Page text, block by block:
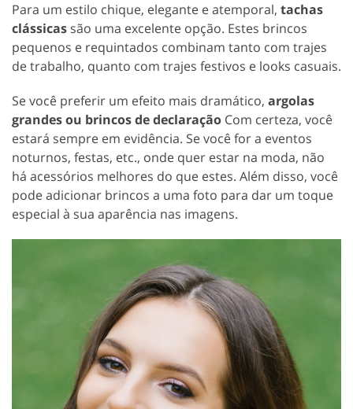
Para um estilo chique, elegante e atemporal, tachas
clássicas são uma excelente opção. Estes brincos
pequenos e requintados combinam tanto com trajes
de trabalho, quanto com trajes festivos e looks casuais.
Se você preferir um efeito mais dramático, argolas
grandes ou brincos de declaração Com certeza, você
estará sempre em evidência. Se você for a eventos
noturnos, festas, etc., onde quer estar na moda, não
há acessórios melhores do que estes. Além disso, você
pode adicionar brincos a uma foto para dar um toque
especial à sua aparência nas imagens.